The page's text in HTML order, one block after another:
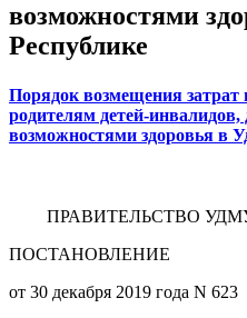
возможностями
Республике
Порядок возмещения затрат
родителям детей-
возможностями здоровья в
ПРАВИТЕЛЬСТВО
ПОСТАНОВЛЕНИЕ
от 30 декабря 2019 года N 623